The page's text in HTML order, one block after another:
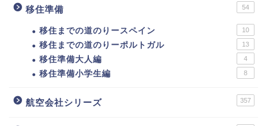
移住準備 54
移住までの道のりースペイン 10
移住までの道のりーポルトガル 13
移住準備大人編 4
移住準備小学生編 8
航空会社シリーズ 357